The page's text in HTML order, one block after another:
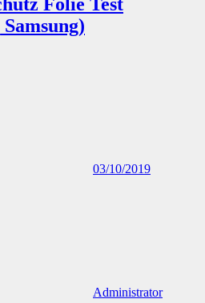
03/10/2019
Administrator